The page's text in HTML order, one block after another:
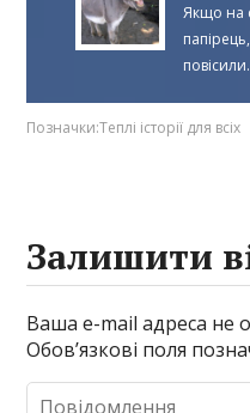
Якщо на
Позначки:Теплі історії для всіх
Залишити
Ваша e-mail адреса не
Обов’язкові поля